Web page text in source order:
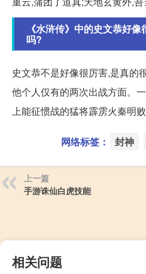
《水浒传》中的史文恭好
吗?
史文恭不是好像很厉害,是真的
他个人仅有的两次出战方面。
上能征惯战的猛将霹雳火秦明
网络标签： 封神
上一篇
手游诛仙白虎技能
相关问题